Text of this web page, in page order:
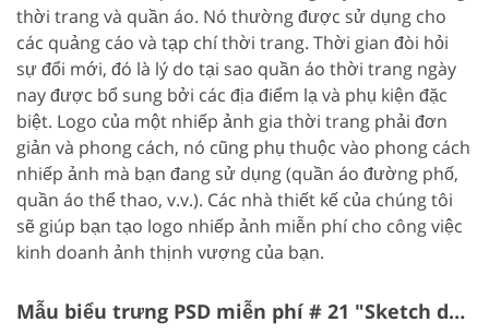
thời trang và quần áo. Nó thường được sử dụng cho
các quảng cáo và tạp chí thời trang. Thời gian đòi hỏi
sự đổi mới, đó là lý do tại sao quần áo thời trang ngày
nay được bổ sung bởi các địa điểm lạ và phụ kiện đặc
biệt. Logo của một nhiếp ảnh gia thời trang phải đơn
giản và phong cách, nó cũng phụ thuộc vào phong cách
nhiếp ảnh mà bạn đang sử dụng (quần áo đường phố,
quần áo thể thao, v.v.). Các nhà thiết kế của chúng tôi
sẽ giúp bạn tạo logo nhiếp ảnh miễn phí cho công việc
kinh doanh ảnh thịnh vượng của bạn.
Mẫu biểu trưng PSD miễn phí # 21 "Sketch drawing"